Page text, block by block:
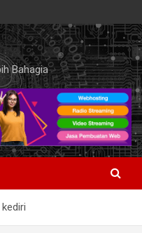
Bahagia